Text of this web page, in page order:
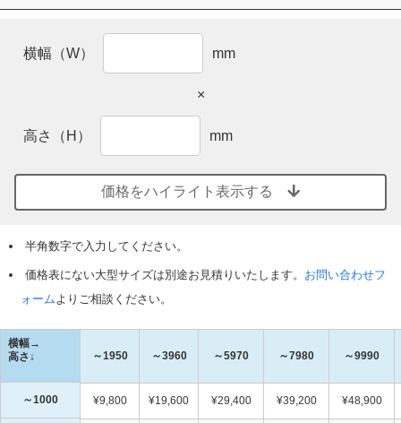
横幅（W） mm
×
高さ（H） mm
価格をハイライト表示する
半角数字で入力してください。
価格表にない大型サイズは別途お見積りいたします。 お問い合わせフ
ォーム よりご相談ください。
横幅→
高さ↓
～1950 ～3960 ～5970 ～7980 ～9990
～1000 ¥9,800 ¥19,600 ¥29,400 ¥39,200 ¥48,900